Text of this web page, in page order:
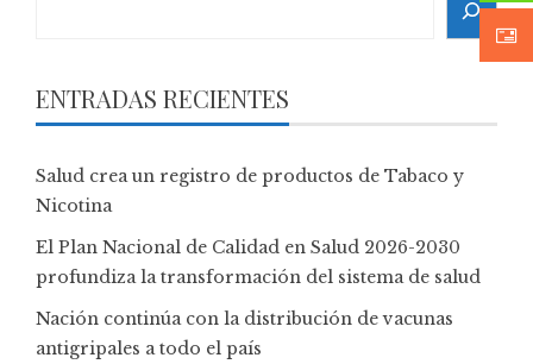
ENTRADAS RECIENTES
Salud crea un registro de productos de Tabaco y
Nicotina
El Plan Nacional de Calidad en Salud 2026-2030
profundiza la transformación del sistema de salud
Nación continúa con la distribución de vacunas
antigripales a todo el país